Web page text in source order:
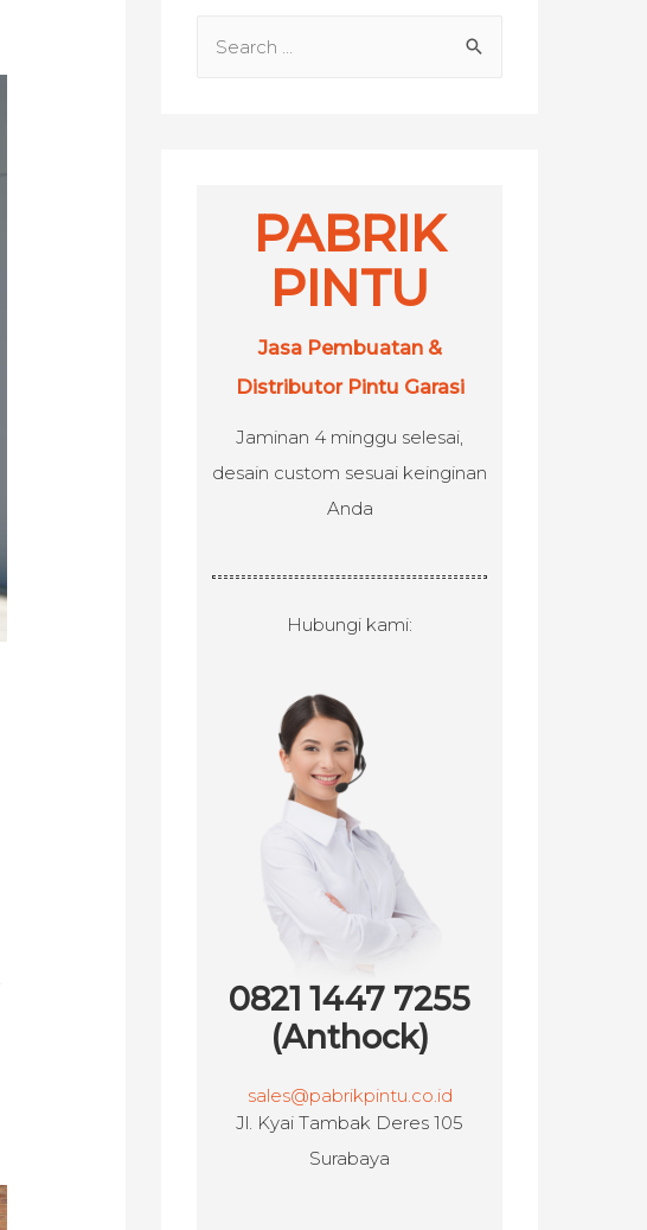
PABRIK
PINTU
Jasa Pembuatan &
Distributor Pintu Garasi
Jaminan 4 minggu selesai,
desain custom sesuai keinginan
Anda
Hubungi kami:
0821 1447 7255
(Anthock)
sales@pabrikpintu.co.id
Jl. Kyai Tambak Deres 105
Surabaya